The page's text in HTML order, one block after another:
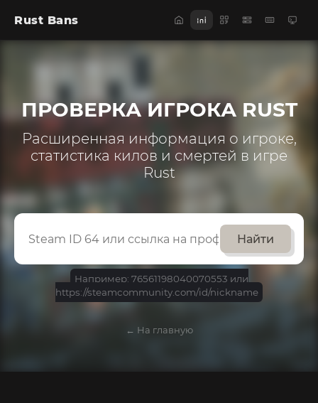
Rust Bans
ПРОВЕРКА ИГРОКА RUST
Расширенная информация о игроке,
статистика килов и смертей в игре
Rust
Найти
Например: 76561198040070553 или
https://steamcommunity.com/id/nickname
← На главную